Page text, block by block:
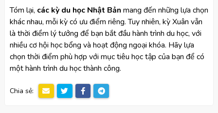
Tóm lại, các kỳ du học Nhật Bản mang đến những lựa chọn
khác nhau, mỗi kỳ có ưu điểm riêng. Tuy nhiên, kỳ Xuân vẫn
là thời điểm lý tưởng để bạn bắt đầu hành trình du học, với
nhiều cơ hội học bổng và hoạt động ngoại khóa. Hãy lựa
chọn thời điểm phù hợp với mục tiêu học tập của bạn để có
một hành trình du học thành công.
Chia sẻ: